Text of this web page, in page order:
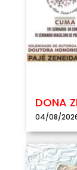
DONA
04/08/